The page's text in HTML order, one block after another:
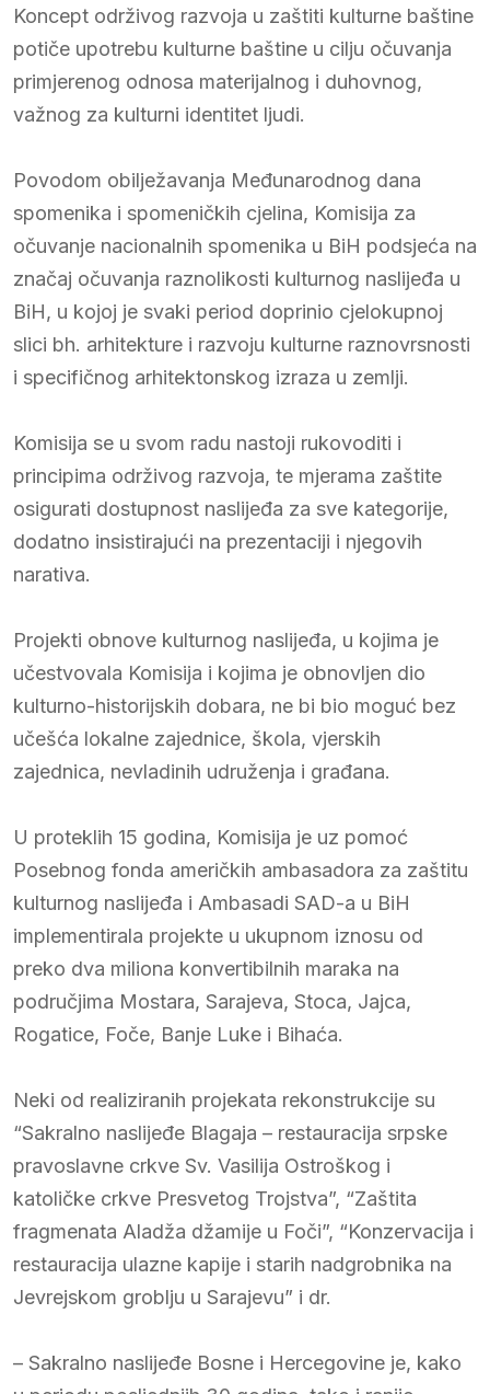
Koncept održivog razvoja u zaštiti kulturne baštine
potiče upotrebu kulturne baštine u cilju očuvanja
primjerenog odnosa materijalnog i duhovnog,
važnog za kulturni identitet ljudi.
Povodom obilježavanja Međunarodnog dana
spomenika i spomeničkih cjelina, Komisija za
očuvanje nacionalnih spomenika u BiH podsjeća na
značaj očuvanja raznolikosti kulturnog naslijeđa u
BiH, u kojoj je svaki period doprinio cjelokupnoj
slici bh. arhitekture i razvoju kulturne raznovrsnosti
i specifičnog arhitektonskog izraza u zemlji.
Komisija se u svom radu nastoji rukovoditi i
principima održivog razvoja, te mjerama zaštite
osigurati dostupnost naslijeđa za sve kategorije,
dodatno insistirajući na prezentaciji i njegovih
narativa.
Projekti obnove kulturnog naslijeđa, u kojima je
učestvovala Komisija i kojima je obnovljen dio
kulturno-historijskih dobara, ne bi bio moguć bez
učešća lokalne zajednice, škola, vjerskih
zajednica, nevladinih udruženja i građana.
U proteklih 15 godina, Komisija je uz pomoć
Posebnog fonda američkih ambasadora za zaštitu
kulturnog naslijeđa i Ambasadi SAD-a u BiH
implementirala projekte u ukupnom iznosu od
preko dva miliona konvertibilnih maraka na
područjima Mostara, Sarajeva, Stoca, Jajca,
Rogatice, Foče, Banje Luke i Bihaća.
Neki od realiziranih projekata rekonstrukcije su
“Sakralno naslijeđe Blagaja – restauracija srpske
pravoslavne crkve Sv. Vasilija Ostroškog i
katoličke crkve Presvetog Trojstva”, “Zaštita
fragmenata Aladža džamije u Foči”, “Konzervacija i
restauracija ulazne kapije i starih nadgrobnika na
Jevrejskom groblju u Sarajevu” i dr.
– Sakralno naslijeđe Bosne i Hercegovine je, kako